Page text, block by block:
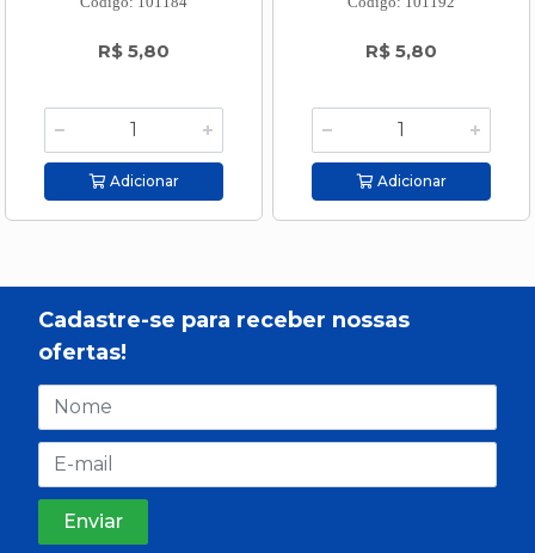
R$ 5,80
Adicionar
R$ 5,80
Adicionar
Cadastre-se para receber nossas
ofertas!